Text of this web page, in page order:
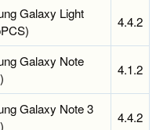
Galaxy Light
4.4.2
Galaxy Note
4.1.2
Galaxy Note 3
4.4.2